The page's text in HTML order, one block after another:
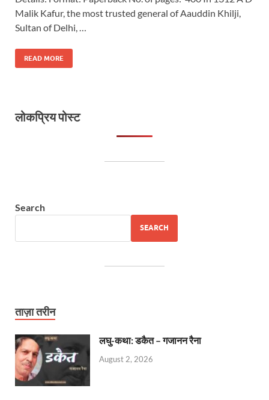
Malik Kafur, the most trusted general of Aauddin Khilji,
Sultan of Delhi, …
READ MORE
लोकप्रिय पोस्ट
Search
SEARCH
ताज़ा तरीन
लघु-कथा: डकैत – गजानन रैना
August 2, 2026